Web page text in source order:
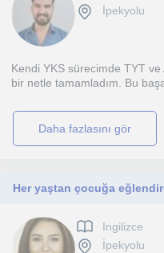
İpekyolu
Kendi YKS sürecimde TYT
bir netle tamamladım. Bu
daha fazlasını gör
Ingilizce
İpekyolu